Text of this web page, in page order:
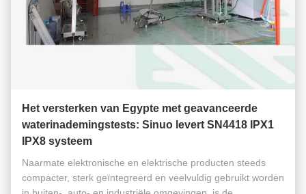
Het versterken van Egypte met geavanceerde
waterinademingstests: Sinuo levert SN4418 IPX1
IPX8 systeem
Naarmate elektronische en elektrische producten steeds
compacter, sterk geïntegreerd en veelvuldig gebruikt worden